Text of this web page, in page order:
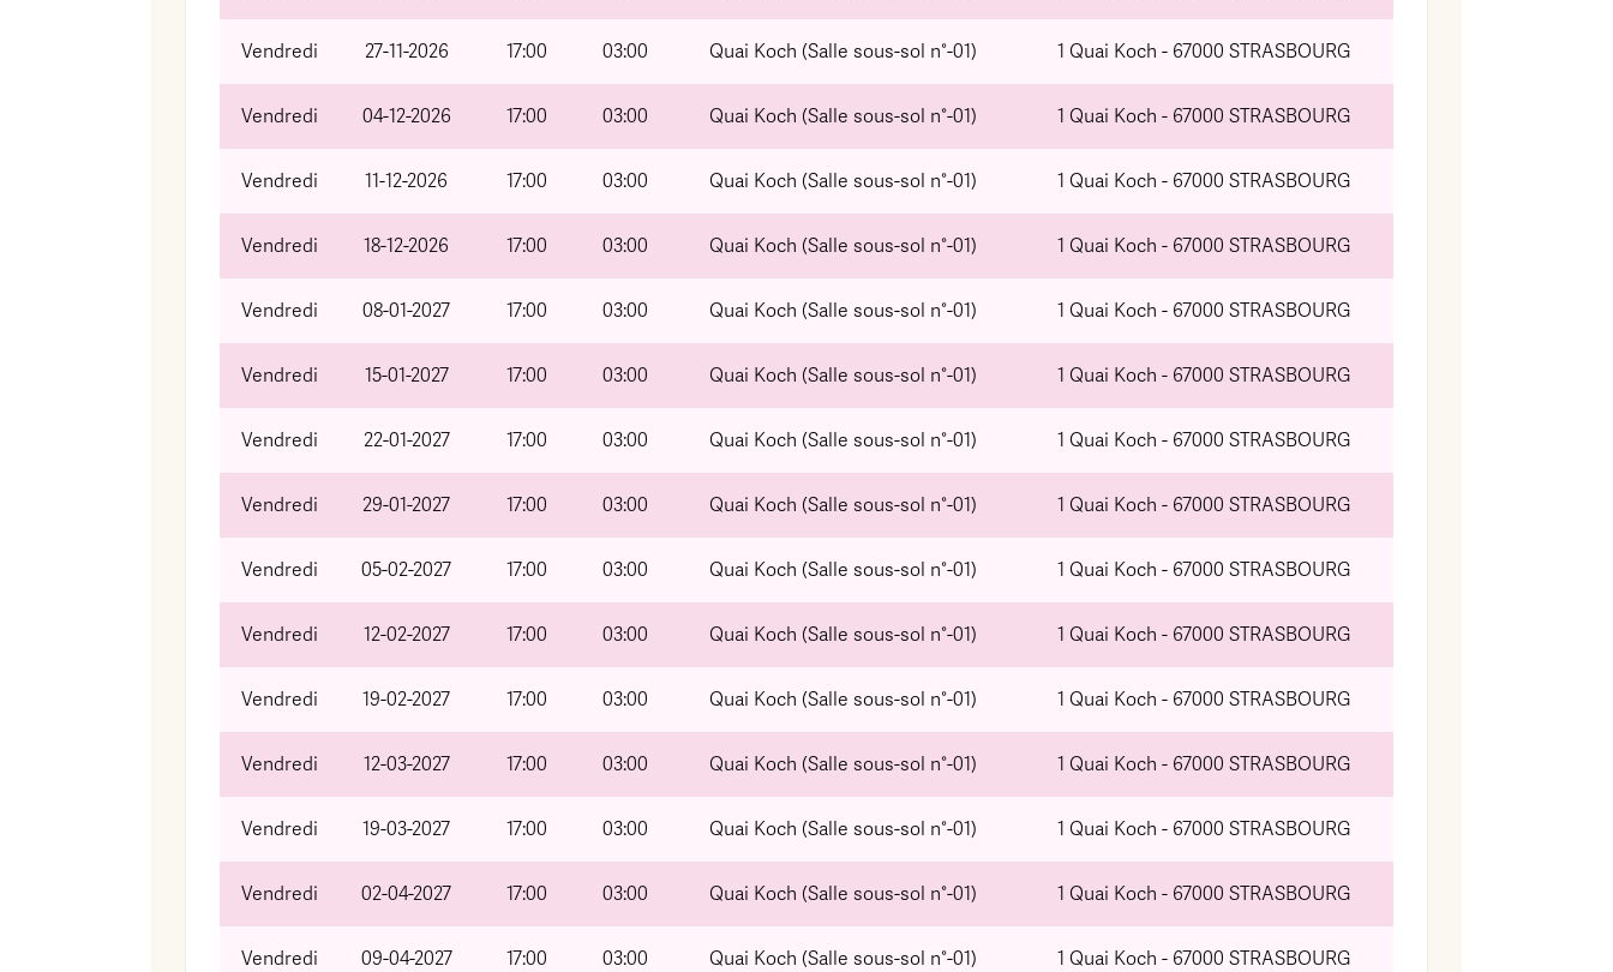
Vendredi 27-11-2026 17:00 03:00 Quai Koch (Salle sous-sol n°-01) 1 Quai Koch - 67000 STRASBOURG
Vendredi 04-12-2026 17:00 03:00 Quai Koch (Salle sous-sol n°-01) 1 Quai Koch - 67000 STRASBOURG
Vendredi 11-12-2026 17:00 03:00 Quai Koch (Salle sous-sol n°-01) 1 Quai Koch - 67000 STRASBOURG
Vendredi 18-12-2026 17:00 03:00 Quai Koch (Salle sous-sol n°-01) 1 Quai Koch - 67000 STRASBOURG
Vendredi 08-01-2027 17:00 03:00 Quai Koch (Salle sous-sol n°-01) 1 Quai Koch - 67000 STRASBOURG
Vendredi 15-01-2027 17:00 03:00 Quai Koch (Salle sous-sol n°-01) 1 Quai Koch - 67000 STRASBOURG
Vendredi 22-01-2027 17:00 03:00 Quai Koch (Salle sous-sol n°-01) 1 Quai Koch - 67000 STRASBOURG
Vendredi 29-01-2027 17:00 03:00 Quai Koch (Salle sous-sol n°-01) 1 Quai Koch - 67000 STRASBOURG
Vendredi 05-02-2027 17:00 03:00 Quai Koch (Salle sous-sol n°-01) 1 Quai Koch - 67000 STRASBOURG
Vendredi 12-02-2027 17:00 03:00 Quai Koch (Salle sous-sol n°-01) 1 Quai Koch - 67000 STRASBOURG
Vendredi 19-02-2027 17:00 03:00 Quai Koch (Salle sous-sol n°-01) 1 Quai Koch - 67000 STRASBOURG
Vendredi 12-03-2027 17:00 03:00 Quai Koch (Salle sous-sol n°-01) 1 Quai Koch - 67000 STRASBOURG
Vendredi 19-03-2027 17:00 03:00 Quai Koch (Salle sous-sol n°-01) 1 Quai Koch - 67000 STRASBOURG
Vendredi 02-04-2027 17:00 03:00 Quai Koch (Salle sous-sol n°-01) 1 Quai Koch - 67000 STRASBOURG
Vendredi 09-04-2027 17:00 03:00 Quai Koch (Salle sous-sol n°-01) 1 Quai Koch - 67000 STRASBOURG